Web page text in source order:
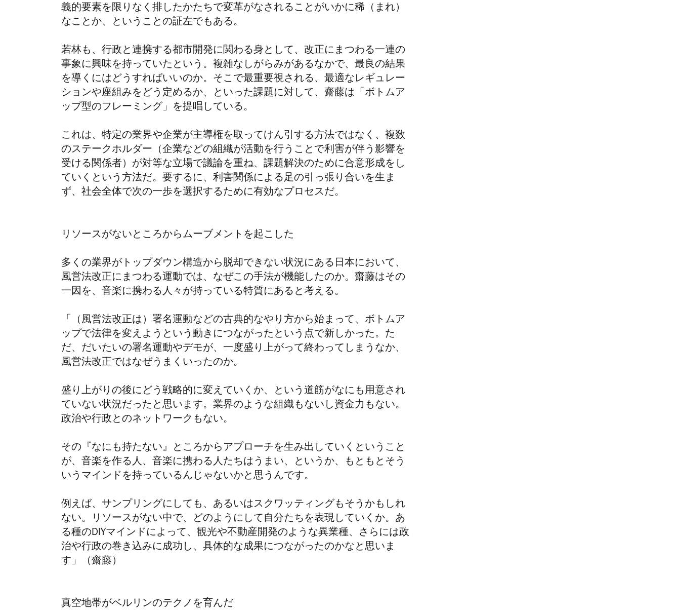
義的要素を限りなく排したかたちで変革がなされることがいかに稀（まれ）
なことか、ということの証左でもある。
若林も、行政と連携する都市開発に関わる身として、改正にまつわる一連の
事象に興味を持っていたという。複雑なしがらみがあるなかで、最良の結果
を導くにはどうすればいいのか。そこで最重要視される、最適なレギュレー
ションや座組みをどう定めるか、といった課題に対して、齋藤は「ボトムア
ップ型のフレーミング」を提唱している。
これは、特定の業界や企業が主導権を取ってけん引する方法ではなく、複数
のステークホルダー（企業などの組織が活動を行うことで利害が伴う影響を
受ける関係者）が対等な立場で議論を重ね、課題解決のために合意形成をし
ていくという方法だ。要するに、利害関係による足の引っ張り合いを生ま
ず、社会全体で次の一歩を選択するために有効なプロセスだ。
リソースがないところからムーブメントを起こした
多くの業界がトップダウン構造から脱却できない状況にある日本において、
風営法改正にまつわる運動では、なぜこの手法が機能したのか。齋藤はその
一因を、音楽に携わる人々が持っている特質にあると考える。
「（風営法改正は）署名運動などの古典的なやり方から始まって、ボトムア
ップで法律を変えようという動きにつながったという点で新しかった。た
だ、だいたいの署名運動やデモが、一度盛り上がって終わってしまうなか、
風営法改正ではなぜうまくいったのか。
盛り上がりの後にどう戦略的に変えていくか、という道筋がなにも用意され
ていない状況だったと思います。業界のような組織もないし資金力もない。
政治や行政とのネットワークもない。
その『なにも持たない』ところからアプローチを生み出していくということ
が、音楽を作る人、音楽に携わる人たちはうまい、というか、もともとそう
いうマインドを持っているんじゃないかと思うんです。
例えば、サンプリングにしても、あるいはスクワッティングもそうかもしれ
ない。リソースがない中で、どのようにして自分たちを表現していくか。あ
る種のDIYマインドによって、観光や不動産開発のような異業種、さらには政
治や行政の巻き込みに成功し、具体的な成果につながったのかなと思いま
す」（齋藤）
真空地帯がベルリンのテクノを育んだ